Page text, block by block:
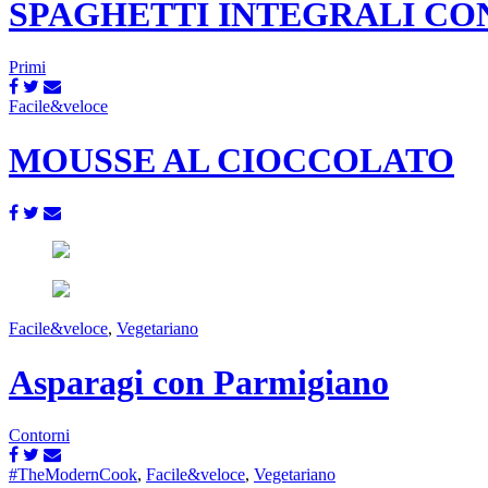
SPAGHETTI INTEGRALI
Primi
Facile&veloce
MOUSSE AL CIOCCOLATO
Facile&veloce, Vegetariano
Asparagi con Parmigiano
Contorni
#TheModernCook, Facile&veloce, Vegetariano